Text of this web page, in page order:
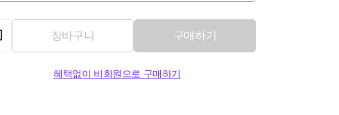
장바구니 구매하기
혜택없이 비회원으로 구매하기